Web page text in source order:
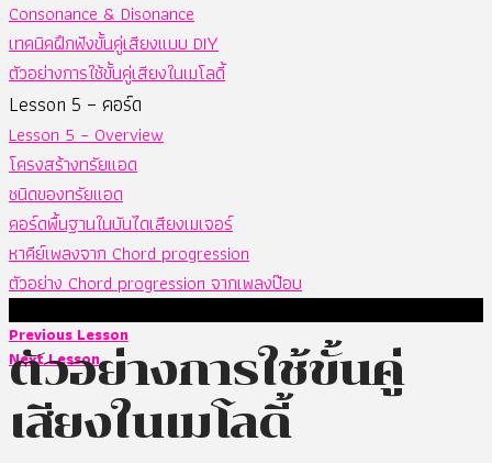
Consonance & Disonance
เทคนิคฝึกฟังขั้นคู่เสียงแบบ DIY
ตัวอย่างการใช้ขั้นคู่เสียงในเมโลดี้
Lesson 5 – คอร์ด
Lesson 5 – Overview
โครงสร้างทรัยแอด
ชนิดของทรัยแอด
คอร์ดพื้นฐานในบันไดเสียงเมเจอร์
หาคีย์เพลงจาก Chord progression
ตัวอย่าง Chord progression จากเพลงป๊อบ
Previous Lesson
Next Lesson
ตัวอย่างการใช้ขั้นคู่
เสียงในเมโลดี้